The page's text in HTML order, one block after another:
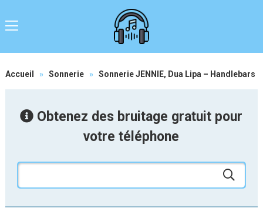
Accueil » Sonnerie » Sonnerie JENNIE, Dua Lipa – Handlebars
Obtenez des bruitage gratuit pour
votre téléphone